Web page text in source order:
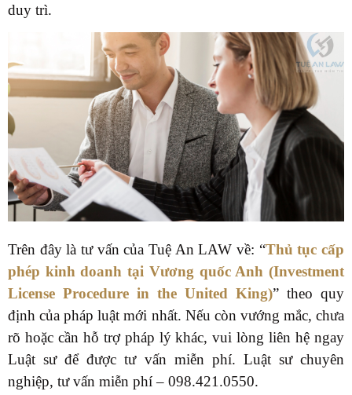
duy trì.
Trên đây là tư vấn của Tuệ An LAW về: “Thủ tục cấp
phép kinh doanh tại Vương quốc Anh (Investment
License Procedure in the United King)” theo quy
định của pháp luật mới nhất. Nếu còn vướng mắc, chưa
rõ hoặc cần hỗ trợ pháp lý khác, vui lòng liên hệ ngay
Luật sư để được tư vấn miễn phí. Luật sư chuyên
nghiệp, tư vấn miễn phí – 098.421.0550.